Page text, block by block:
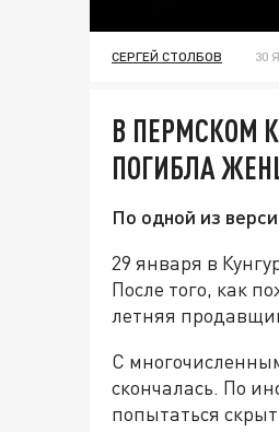
СЕРГЕЙ СТОЛБОВ 30
В ПЕРМСКОМ
ПОГИБЛА
По одной из
29 января в
После того, как
летняя
С
скончалась. По
попытаться